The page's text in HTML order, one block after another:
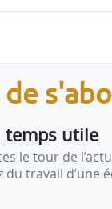
de vie des
de
temps utile
le tour de
du travail d’une